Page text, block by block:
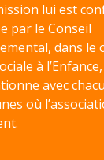
lui est
par le Conseil
dans le
à
avec
où